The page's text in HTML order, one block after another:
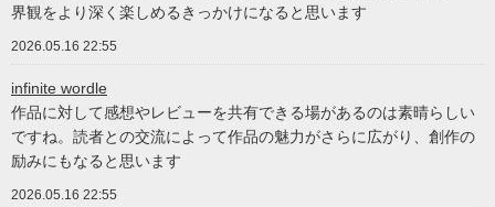
界観をより深く楽しめるきっかけになると思います
2026.05.16 22:55
infinite wordle
作品に対して感想やレビューを共有できる場があるのは素晴らしい
ですね。読者との交流によって作品の魅力がさらに広がり、創作の
励みにもなると思います
2026.05.16 22:55